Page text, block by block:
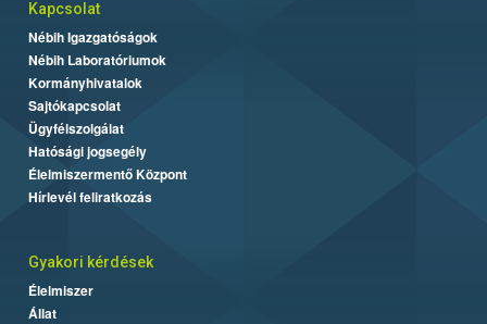
Kapcsolat
Nébih Igazgatóságok
Nébih Laboratóriumok
Kormányhivatalok
Sajtókapcsolat
Ügyfélszolgálat
Hatósági jogsegély
Élelmiszermentő Központ
Hírlevél feliratkozás
Gyakori kérdések
Élelmiszer
Állat